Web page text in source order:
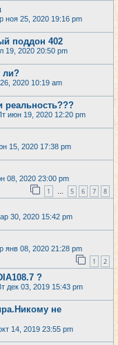
ноя 25, 2020 19:16 pm
поддон 402
19, 2020 20:50 pm
ли?
2020 10:19 am
реальность???
июн 19, 2020 12:20 pm
15, 2020 17:38 pm
08, 2020 23:00 pm
1 … 5 6 7 8
30, 2020 15:42 pm
янв 08, 2020 21:28 pm
1 2
?
дек 03, 2019 15:43 pm
не
14, 2019 23:55 pm